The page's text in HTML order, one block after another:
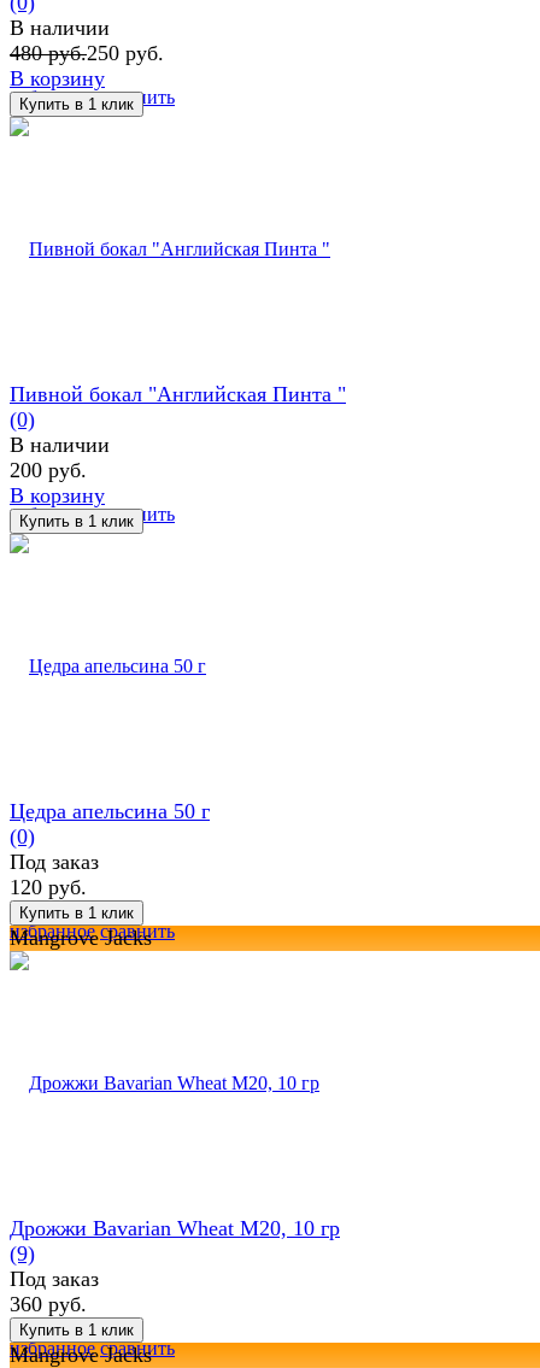
избранное сравнить
В наличии
480 руб.250 руб.
В корзину
избранное сравнить
Пивной бокал "Английская Пинта "
(0)
В наличии
200 руб.
В корзину
избранное сравнить
Цедра апельсина 50 г
(0)
Под заказ
120 руб.
Mangrove Jacks
избранное сравнить
Дрожжи Bavarian Wheat M20, 10 гр
(9)
Под заказ
360 руб.
Mangrove Jacks